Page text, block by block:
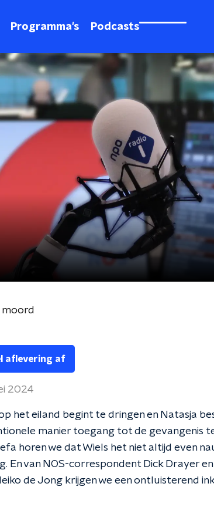
Programma's Podcasts
aflevering af
2024
het eiland begint te dringen en Natasja
manier toegang tot de gevangenis
horen we dat Wiels het niet altijd even
En van NOS-correspondent Dick Drayer
de Jong krijgen we een ontluisterend